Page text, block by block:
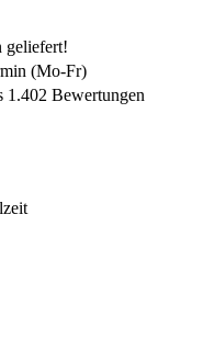
geliefert!
(Mo-Fr)
Bewertungen